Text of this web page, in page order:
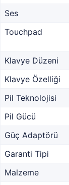
Ses
Touchpad
Klavye Düzeni
Klavye Özelliği
Pil Teknolojisi
Pil Gücü
Güç Adaptörü
Garanti Tipi
Malzeme